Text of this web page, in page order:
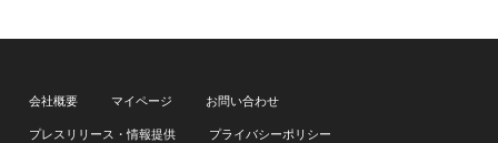
会社概要 マイページ
お問い合わせ
プレスリリース・情報提供
プライバシーポリシー